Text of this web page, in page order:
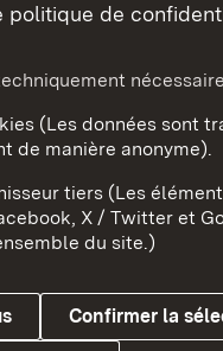
politique de
(Les données sont
de manière anonyme).
tiers (Les
X / Twitter et
du site.)
Confirmer la